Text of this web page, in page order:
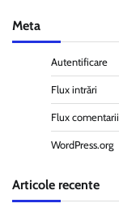
Meta
Autentificare
Flux intrări
Flux comentarii
WordPress.org
Articole recente